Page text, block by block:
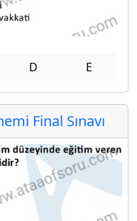
D E
Final Sınavı